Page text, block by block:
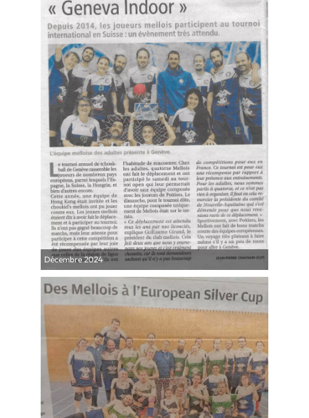
Décembre 2024